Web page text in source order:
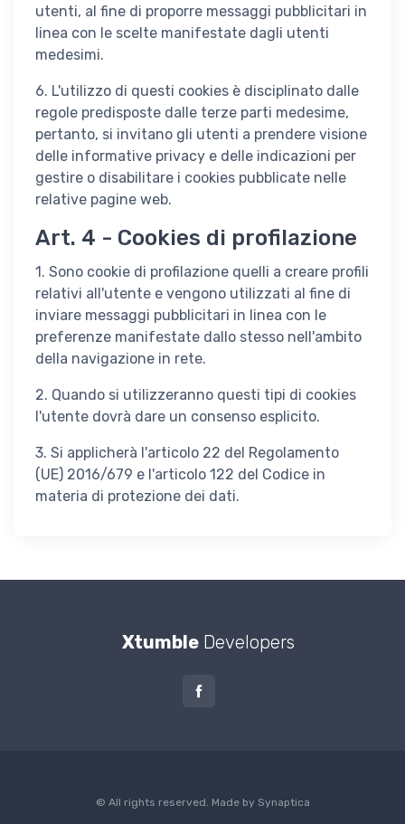
utenti, al fine di proporre messaggi pubblicitari in
linea con le scelte manifestate dagli utenti
medesimi.
6. L'utilizzo di questi cookies è disciplinato dalle
regole predisposte dalle terze parti medesime,
pertanto, si invitano gli utenti a prendere visione
delle informative privacy e delle indicazioni per
gestire o disabilitare i cookies pubblicate nelle
relative pagine web.
Art. 4 - Cookies di profilazione
1. Sono cookie di profilazione quelli a creare profili
relativi all'utente e vengono utilizzati al fine di
inviare messaggi pubblicitari in linea con le
preferenze manifestate dallo stesso nell'ambito
della navigazione in rete.
2. Quando si utilizzeranno questi tipi di cookies
l'utente dovrà dare un consenso esplicito.
3. Si applicherà l'articolo 22 del Regolamento
(UE) 2016/679 e l'articolo 122 del Codice in
materia di protezione dei dati.
XtumbleDevelopers
© All rights reserved. Made by Synaptica